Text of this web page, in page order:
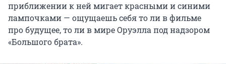
приближении к ней мигает красными и синими
лампочками — ощущаешь себя то ли в фильме
про будущее, то ли в мире Оруэлла под надзором
«Большого брата».